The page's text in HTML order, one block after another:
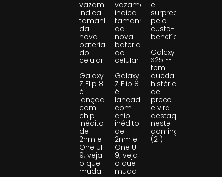
vazamento
indica
tamanho
da
nova
bateria
do
celular
Galaxy
Z Flip 8
é
lançado
com
chip
inédito
de
2nm e
One UI
9; veja
o que
muda
vazamento
indica
tamanho
da
nova
bateria
do
celular
Galaxy
Z Flip 8
é
lançado
com
chip
inédito
de
2nm e
One UI
9; veja
o que
muda
e
surpreende
pelo
custo-
benefício
Galaxy
S25 FE
tem
queda
histórica
de
preço
e vira
destaque
neste
domingo
(21)